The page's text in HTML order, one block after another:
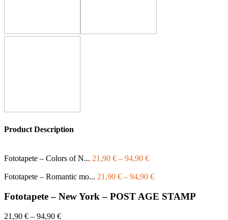
Product Description
Fototapete – Colors of N... 21,90 € – 94,90 €
Fototapete – Romantic mo... 21,90 € – 94,90 €
Fototapete – New York – POST AGE STAMP
21,90 € – 94,90 €